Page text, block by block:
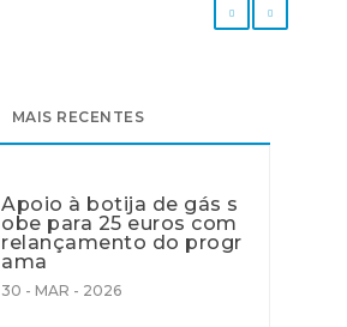
MAIS RECENTES
Apoio à botija de gás s
obe para 25 euros com
relançamento do progr
ama
30 - MAR - 2026